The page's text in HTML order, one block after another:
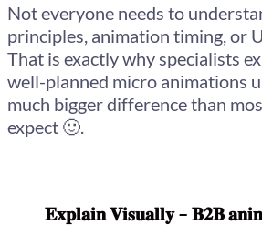
Not everyone needs to
principles, animation timing, or
That is exactly why specialists
well-planned micro animations
much bigger difference than
expect 🙂.
𝐄𝐱𝐩𝐥𝐚𝐢𝐧 𝐕𝐢𝐬𝐮𝐚𝐥𝐥𝐲 – 𝐁𝟐𝐁